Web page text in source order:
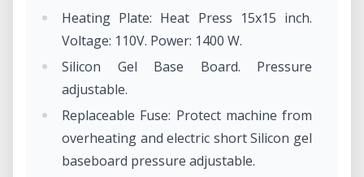
Heating Plate: Heat Press 15x15 inch.
Voltage: 110V. Power: 1400 W.
Silicon Gel Base Board. Pressure
adjustable.
Replaceable Fuse: Protect machine from
overheating and electric short Silicon gel
baseboard pressure adjustable.